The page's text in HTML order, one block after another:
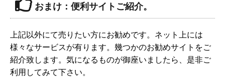
おまけ：便利サイトご紹介。
上記以外にて売りたい方にお勧めです。ネット上には
様々なサービスが有ります。幾つかのお勧めサイトをご
紹介致します。気になるものが御座いましたら、是非ご
利用してみて下さい。